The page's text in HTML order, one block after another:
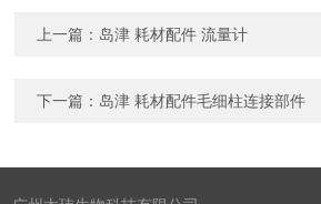
上一篇： 岛津 耗材配件 流量计
下一篇： 岛津 耗材配件毛细柱连接部件